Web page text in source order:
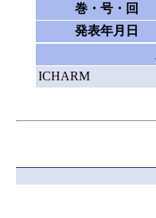
巻・号・回
発表年月日
ICHARM